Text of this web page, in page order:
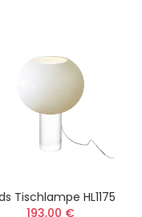
Tischlampe HL1175
193,00 €